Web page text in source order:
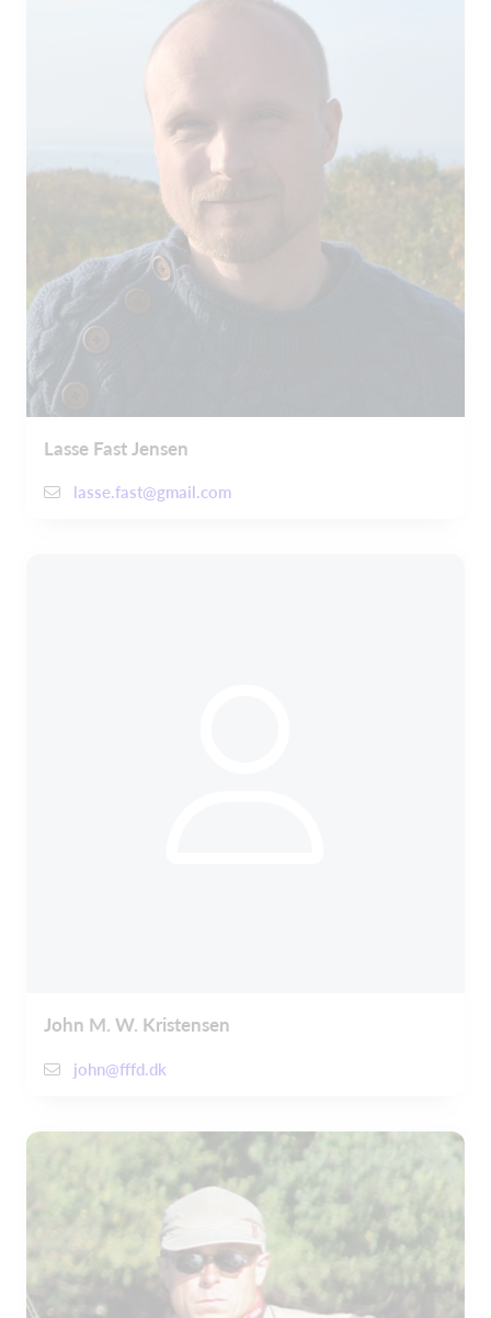
Lasse Fast Jensen
lasse.fast@gmail.com
John M. W. Kristensen
john@fffd.dk